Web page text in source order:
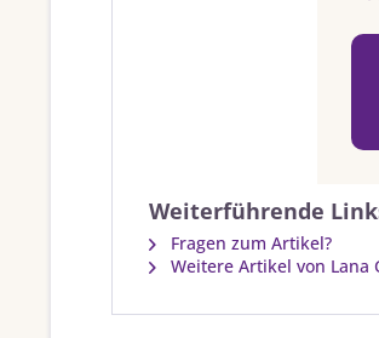
Weiterführende
Fragen zum Artikel?
Weitere Artikel von Lana